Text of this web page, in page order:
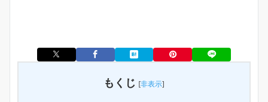
もくじ [非表示]